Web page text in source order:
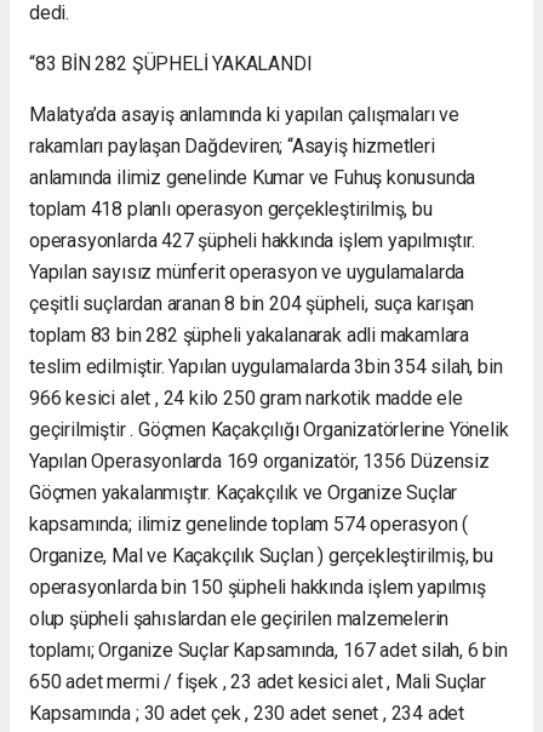
dedi.
“83 BİN 282 ŞÜPHELİ YAKALANDI
Malatya’da asayiş anlamında ki yapılan çalışmaları ve
rakamları paylaşan Dağdeviren; “Asayiş hizmetleri
anlamında ilimiz genelinde Kumar ve Fuhuş konusunda
toplam 418 planlı operasyon gerçekleştirilmiş, bu
operasyonlarda 427 şüpheli hakkında işlem yapılmıştır.
Yapılan sayısız münferit operasyon ve uygulamalarda
çeşitli suçlardan aranan 8 bin 204 şüpheli, suça karışan
toplam 83 bin 282 şüpheli yakalanarak adli makamlara
teslim edilmiştir. Yapılan uygulamalarda 3bin 354 silah, bin
966 kesici alet , 24 kilo 250 gram narkotik madde ele
geçirilmiştir . Göçmen Kaçakçılığı Organizatörlerine Yönelik
Yapılan Operasyonlarda 169 organizatör, 1356 Düzensiz
Göçmen yakalanmıştır. Kaçakçılık ve Organize Suçlar
kapsamında; ilimiz genelinde toplam 574 operasyon (
Organize, Mal ve Kaçakçılık Suçlan ) gerçekleştirilmiş, bu
operasyonlarda bin 150 şüpheli hakkında işlem yapılmış
olup şüpheli şahıslardan ele geçirilen malzemelerin
toplamı; Organize Suçlar Kapsamında, 167 adet silah, 6 bin
650 adet mermi / fişek , 23 adet kesici alet , Mali Suçlar
Kapsamında ; 30 adet çek , 230 adet senet , 234 adet